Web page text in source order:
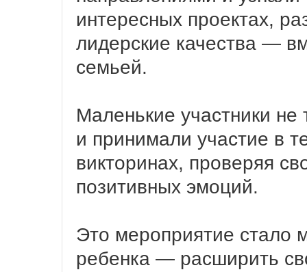
интересных проектах,
лидерские качества —
семьей.
Маленькие участники
и принимали участие в
викторинах, проверяя
позитивных эмоций.
Это мероприятие стало
ребенка — расширить